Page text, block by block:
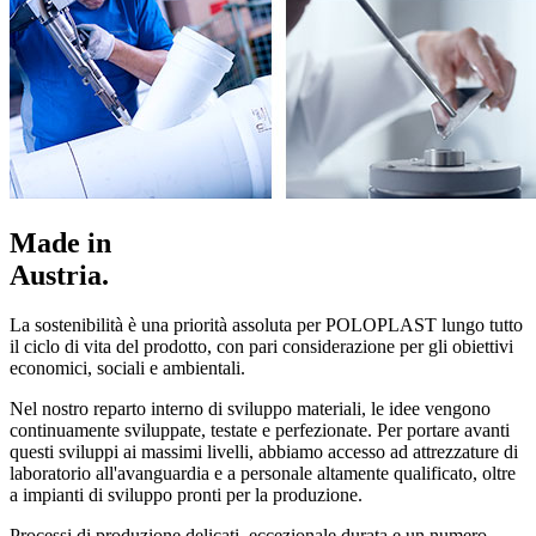
Made in
Austria.
La sostenibilità è una priorità assoluta per POLOPLAST lungo tutto
il ciclo di vita del prodotto, con pari considerazione per gli obiettivi
economici, sociali e ambientali.
Nel nostro reparto interno di sviluppo materiali, le idee vengono
continuamente sviluppate, testate e perfezionate. Per portare avanti
questi sviluppi ai massimi livelli, abbiamo accesso ad attrezzature di
laboratorio all'avanguardia e a personale altamente qualificato, oltre
a impianti di sviluppo pronti per la produzione.